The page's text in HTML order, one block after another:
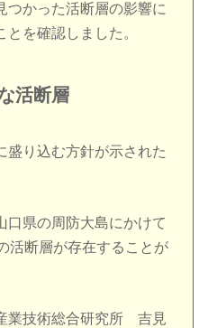
つかった活断層の影響に
を確認しました。
活断層
盛り込む方針が示された
口県の周防大島にかけて
活断層が存在することが
技術総合研究所 吉見